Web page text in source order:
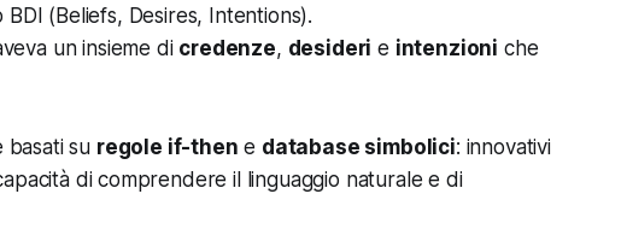
(Beliefs, Desires, Intentions).
un insieme di credenze, desideri e intenzioni che
basati su regole if-then e database simbolici: innovativi
di comprendere il linguaggio naturale e di